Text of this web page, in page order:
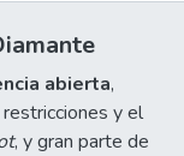
abierta,
y el
, y gran parte de